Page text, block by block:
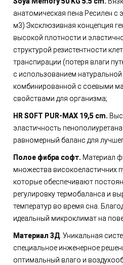
анатомическая пена Ресилен с
м3) Эксклюзивная концепция
высокой плотности и
структурой резистентности
транспирации (потеря влаги
с использованием
комбинированной с соевыми
свойствами для организма;
HR SOFT PUR-MAX 19,5 cm.
эластичность
равномерный баланс для
Полое фибра софт. Материал
множества високоеластичних
которые обеспечивают
регулировку термобаланса и
температур во время сна.
идеальный микроклимат на
Материал 3Д. Уникальная
специальное инженерное
оптимальный влаго и